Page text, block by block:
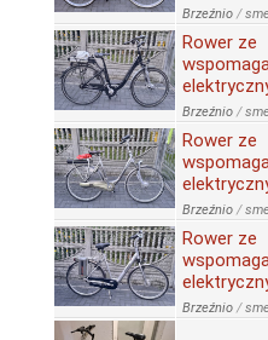
Brzeźnio /
Rower ze
Brzeźnio /
Rower ze
Brzeźnio /
Rower ze
Brzeźnio /